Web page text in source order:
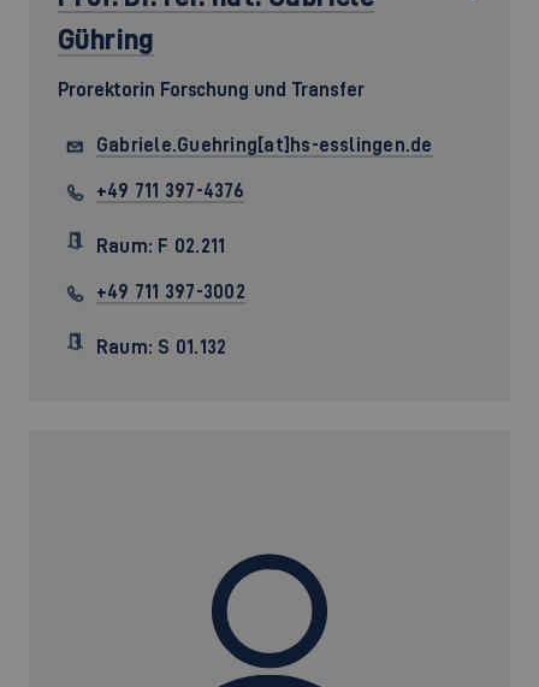
Gühring
Prorektorin Forschung und Transfer
Gabriele.Guehring[at]hs-esslingen.de
+49 711 397-4376
Raum: F 02.211
+49 711 397-3002
Raum: S 01.132